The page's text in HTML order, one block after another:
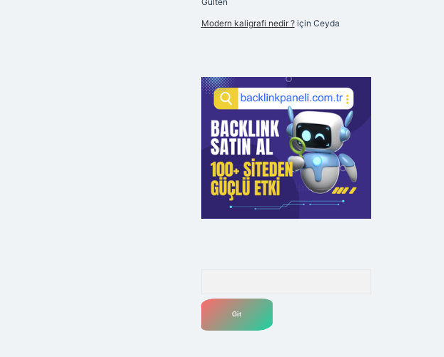
Modern kaligrafi nedir ?için Ceyda